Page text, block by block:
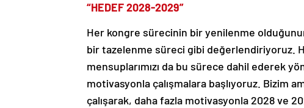
“HEDEF 2028-2029”
Her kongre sürecinin bir yenilenme
bir tazelenme süreci gibi değerlendiriyoruz.
mensuplarımızı da bu sürece dahil ederek
motivasyonla çalışmalara başlıyoruz. Bizim
çalışarak, daha fazla motivasyonla 2028 ve